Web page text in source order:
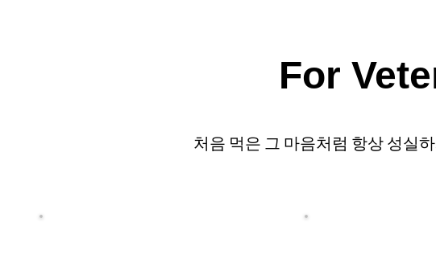
For
처음 먹은 그 마음처럼 항상 성실